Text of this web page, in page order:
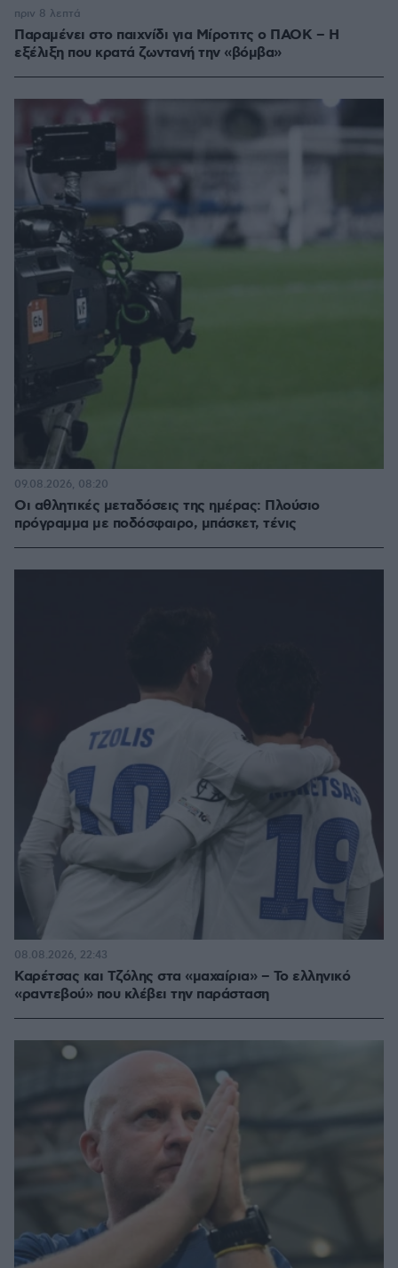
Παραμένει στο παιχνίδι για Μίροτιτς ο ΠΑΟΚ – Η
εξέλιξη που κρατά ζωντανή την «βόμβα»
πριν 8 λεπτά
Οι αθλητικές μεταδόσεις της ημέρας: Πλούσιο
πρόγραμμα με ποδόσφαιρο, μπάσκετ, τένις
09.08.2026, 08:20
Καρέτσας και Τζόλης στα «μαχαίρια» – Το ελληνικό
«ραντεβού» που κλέβει την παράσταση
08.08.2026, 22:43